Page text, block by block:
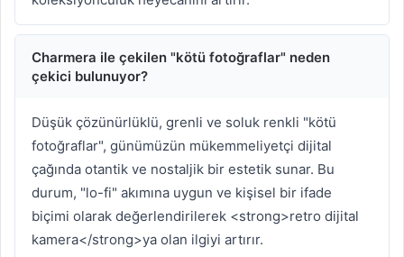
Charmera ile çekilen "kötü fotoğraflar" neden
çekici bulunuyor?
Düşük çözünürlüklü, grenli ve soluk renkli "kötü
fotoğraflar", günümüzün mükemmeliyetçi dijital
çağında otantik ve nostaljik bir estetik sunar. Bu
durum, "lo-fi" akımına uygun ve kişisel bir ifade
biçimi olarak değerlendirilerek <strong>retro dijital
kamera</strong>ya olan ilgiyi artırır.